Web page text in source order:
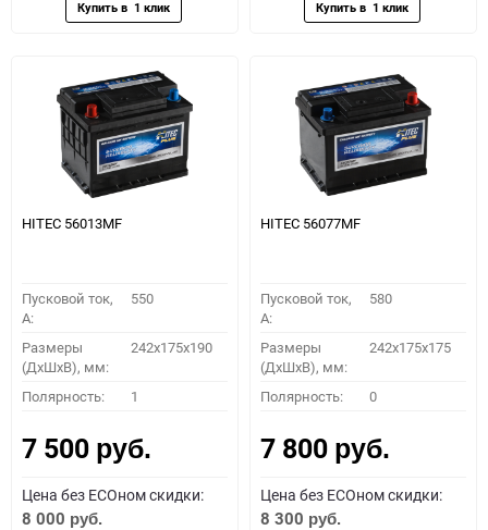
HITEC 56013MF
Пусковой ток,
A:
550
Размеры
(ДхШхВ), мм:
242x175x190
Полярность: 1
7 500 руб.
Цена без ECOном скидки:
8 000 руб.
HITEC 56077MF
Пусковой ток,
A:
580
Размеры
(ДхШхВ), мм:
242x175x175
Полярность: 0
7 800 руб.
Цена без ECOном скидки:
8 300 руб.